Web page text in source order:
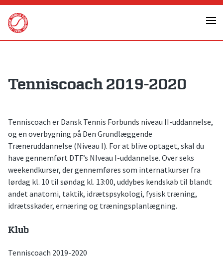
Skip
content
Tenniscoach 2019-2020
Tenniscoach er Dansk Tennis Forbunds niveau II-uddannelse,
og en overbygning på Den Grundlæggende
Træneruddannelse (Niveau I). For at blive optaget, skal du
have gennemført DTF’s NIveau I-uddannelse. Over seks
weekendkurser, der gennemføres som internatkurser fra
lørdag kl. 10 til søndag kl. 13:00, uddybes kendskab til blandt
andet anatomi, taktik, idrætspsykologi, fysisk træning,
idrætsskader, ernæring og træningsplanlægning.
Klub
Tenniscoach 2019-2020